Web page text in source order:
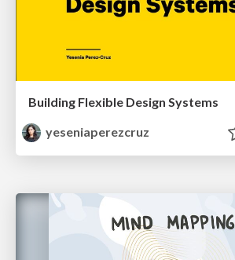
Building Flexible Design Systems
yeseniaperezcruz